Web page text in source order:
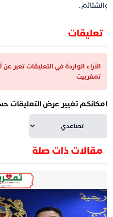
تعليقات
الآراء الواردة في التعليقات تعبر عن
تمغربيت
تغيير عرض التعليقات
مقالات ذات صلة